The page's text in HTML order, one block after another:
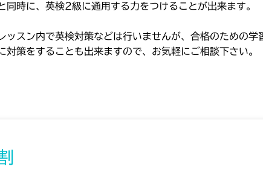
同時に、英検2級に通用する力をつけることが出来ます。
レッスン内で英検対策などは行いませんが、合格のための
対策をすることも出来ますので、お気軽にご相談下さい。